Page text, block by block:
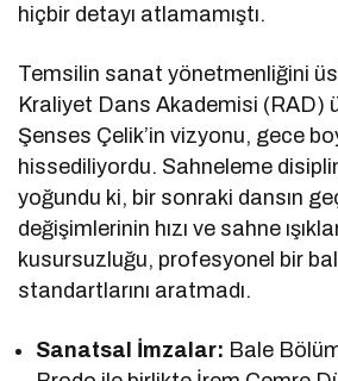
hiçbir detayı atlamamıştı.
Temsilin sanat yönetmenliğini
Kraliyet Dans Akademisi (RAD)
Şenses Çelik’in vizyonu, gece
hissediliyordu. Sahneleme
yoğundu ki, bir sonraki dansın
değişimlerinin hızı ve sahne
kusursuzluğu, profesyonel bir
standartlarını aratmadı.
Sanatsal İmzalar: Bale